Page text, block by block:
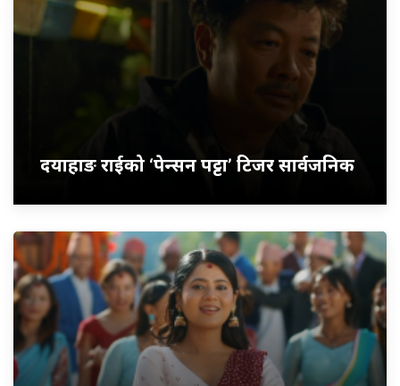
दयाहाङ राईको ‘पेन्सन पट्टा’ टिजर सार्वजनिक